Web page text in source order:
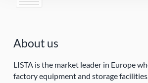
About us
LISTA is the market leader in Europe
factory equipment and storage